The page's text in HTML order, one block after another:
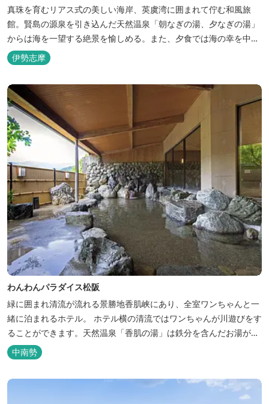
真珠を育むリアス式の美しい海岸、英虞湾に囲まれて佇む和風旅
館。賢島の源泉を引き込んだ天然温泉「朝なぎの湯、夕なぎの湯」
からは海を一望する絶景を愉しめる。また、夕食では海の幸を中心
とした和会席でおもてなしいたします。
伊勢志摩
わんわんパラダイス松阪
緑に囲まれ清流が流れる景勝地香肌峡にあり、全室ワンちゃんと一
緒に泊まれるホテル。 ホテル横の清流ではワンちゃんが川遊びをす
ることができます。天然温泉「香肌の湯」は鉄分を含んだお湯が特
徴。 松阪の観光情報は、松阪観光インフォメーションサイト ワク
ワク松阪 へ。
中南勢